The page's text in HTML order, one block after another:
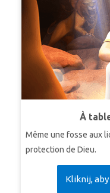
À
Même une fosse aux
protection de Dieu.
Kliknij,